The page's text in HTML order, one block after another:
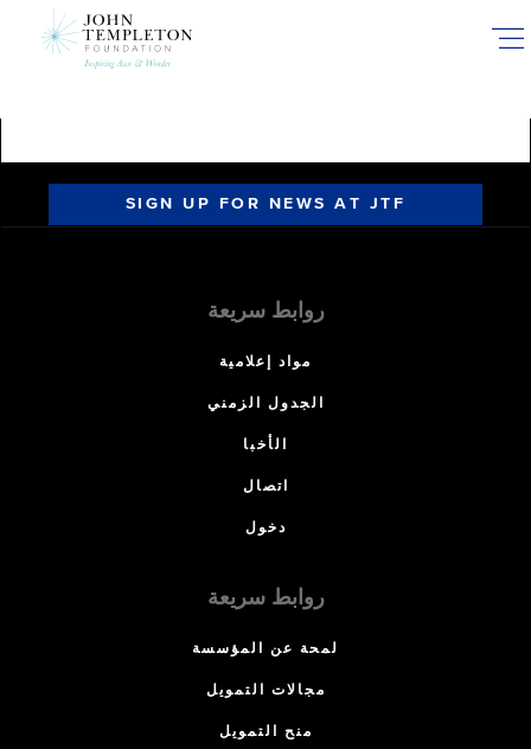
SIGN UP FOR NEWS AT JTF
روابط سريعة
مواد إعلامية
الجدول الزمني
الأخبا
اتصال
دخول
روابط سريعة
لمحة عن المؤسسة
مجالات التمويل
منح التمويل